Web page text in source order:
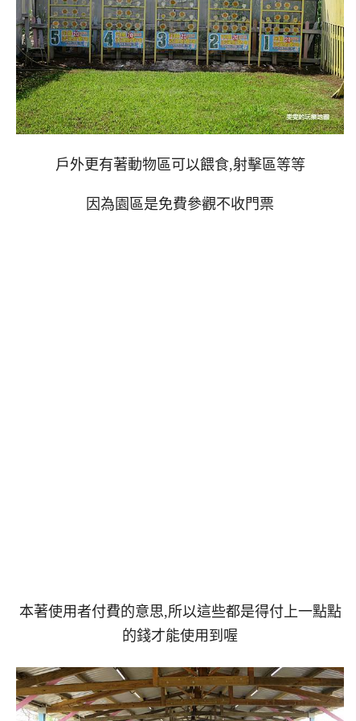
戶外更有著動物區可以餵食,射擊區等等
因為園區是免費參觀不收門票
本著使用者付費的意思,所以這些都是得付上一點點
的錢才能使用到喔